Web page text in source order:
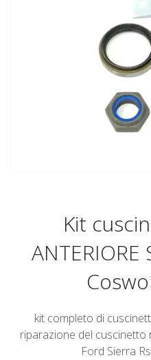
Kit
kit completo di
riparazione del
Ford Sierra